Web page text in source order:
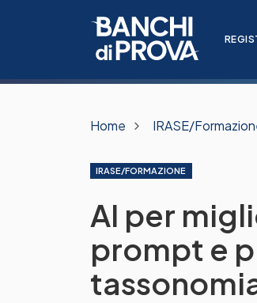
Home IRASE/
IRASE/FORMAZIONE
AI per
prompt e